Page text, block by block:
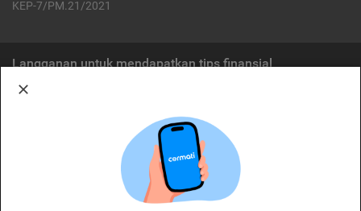
KEP-7/PM.21/2021
Langganan untuk mendapatkan tips finansial
Cermati merupakan penyelenggara agregasi jasa keuangan yang terdaftar di
OJK. Oleh karena itu, produk dan/atau layanan jasa keuangan yang
ditawarkan bukan merupakan produk dan/atau layanan jasa keuangan yang
diterbitkan oleh Cermati dan Cermati tidak bertanggung jawab atas tuntutan